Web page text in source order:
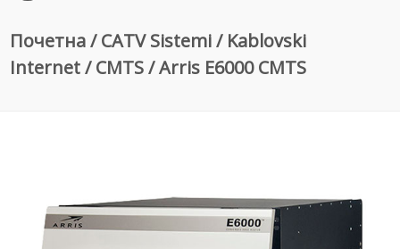
Почетна/CATV Sistemi/ Kablovski
Internet/CMTS/ Arris E6000 CMTS